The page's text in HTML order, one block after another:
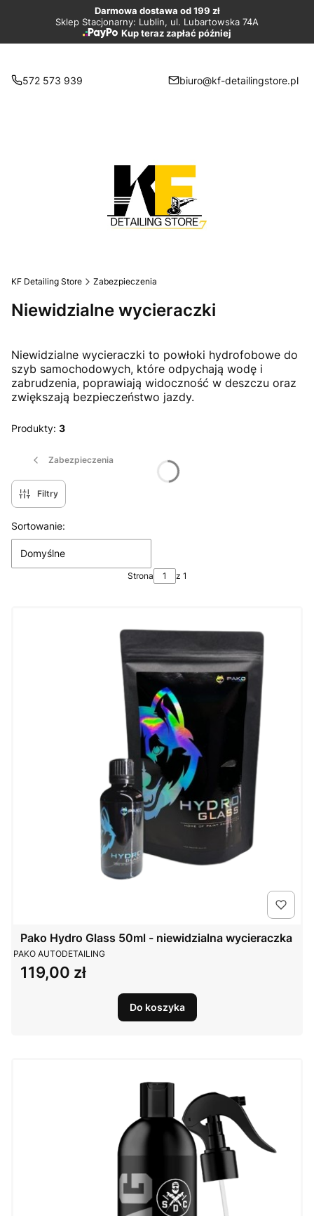
Darmowa dostawa od 199 zł
Sklep Stacjonarny: Lublin, ul. Lubartowska 74A
Kup teraz zapłać później
572 573 939 biuro@kf-detailingstore.pl
KF Detailing Store Zabezpieczenia
Niewidzialne wycieraczki
Niewidzialne wycieraczki to powłoki hydrofobowe do
szyb samochodowych, które odpychają wodę i
zabrudzenia, poprawiają widoczność w deszczu oraz
zwiększają bezpieczeństwo jazdy.
Produkty: 3
Zabezpieczenia
Filtry
Lista produktów
Sortowanie:
Domyślne
Strona z 1
Pako Hydro Glass 50ml - niewidzialna wycieraczka
PRODUCENT
PAKO AUTODETAILING
Cena
119,00 zł
Do koszyka